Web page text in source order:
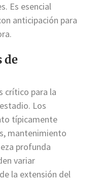
Es esencial
anticipación para
de
crítico para la
Los
típicamente
mantenimiento
profunda
variar
la extensión del